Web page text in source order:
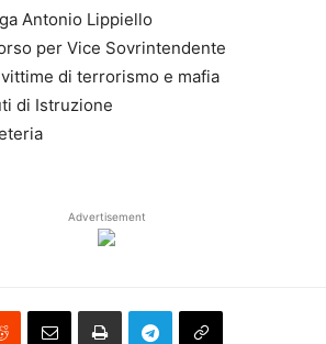
Antonio Lippiello
per Vice Sovrintendente
di terrorismo e mafia
di Istruzione
Advertisement